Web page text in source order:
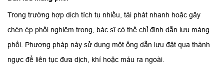
Trong trường hợp dịch tích tụ nhiều, tái phát nhanh hoặc gây
chèn ép phổi nghiêm trọng, bác sĩ có thể chỉ định dẫn lưu màng
phổi. Phương pháp này sử dụng một ống dẫn lưu đặt qua thành
ngực để liên tục đưa dịch, khí hoặc máu ra ngoài.